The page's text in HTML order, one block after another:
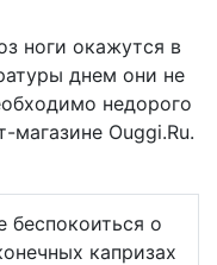
ноги окажутся в
днем они не
недорого
магазине Ouggi.Ru.
беспокоиться о
капризах